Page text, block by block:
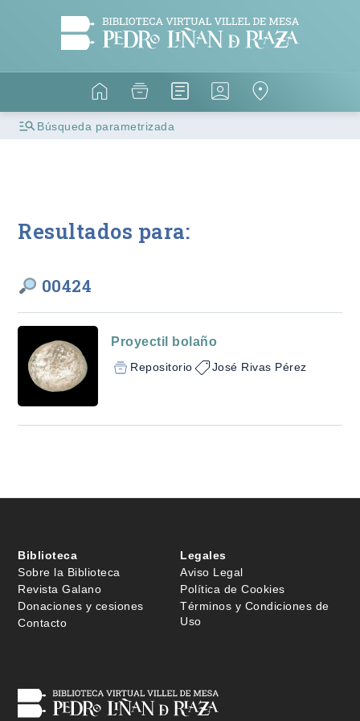
Búsqueda parametrizada
Resultados para:
00424
Proyectil bolaño
Repositorio José Rivas Pérez
Biblioteca
Sobre la Biblioteca
Revista Galano
Donaciones y cesiones
Contacto
Legales
Aviso Legal
Política de Cookies
Términos y Condiciones de
Uso